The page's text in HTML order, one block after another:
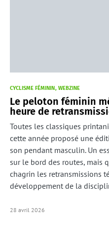
CYCLISME FÉMININ WEBZINE
Le peloton féminin
heure de
Toutes les classiques
cette année proposé une
son pendant masculin. Un
sur le bord des routes, mais
chagrin les retransmissions
développement de la
28 avril 2026